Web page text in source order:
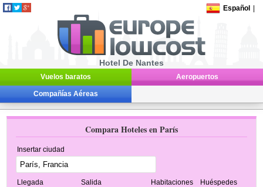
Español
Hotel De Nantes
Vuelos baratos Aeropuertos
Compañías Aéreas
Compara Hoteles en París
Insertar ciudad
Llegada Salida Habitaciones Huéspedes